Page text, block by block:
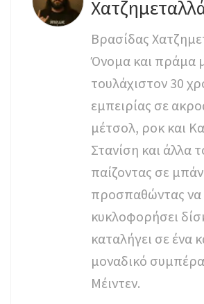
Βρασίδας
Όνομα και πράμα
τουλάχιστον 30
εμπειρίας σε
μέτσολ, ροκ και
Στανίση και άλλα
παίζοντας σε
προσπαθώντας να
κυκλοφορήσει
καταλήγει σε ένα
μοναδικό
Μέιντεν.